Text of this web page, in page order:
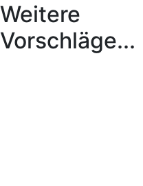
Weitere
Vorschläge...